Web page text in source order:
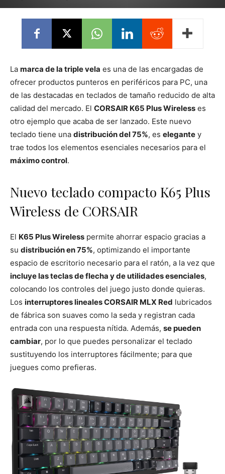
La marca de la triple vela es una de las encargadas de
ofrecer productos punteros en periféricos para PC, una
de las destacadas en teclados de tamaño reducido de alta
calidad del mercado. El CORSAIR K65 Plus Wireless es
otro ejemplo que acaba de ser lanzado. Este nuevo
teclado tiene una distribución del 75%, es elegante y
trae todos los elementos esenciales necesarios para el
máximo control.
Nuevo teclado compacto K65 Plus
Wireless de CORSAIR
El K65 Plus Wireless permite ahorrar espacio gracias a
su distribución en 75%, optimizando el importante
espacio de escritorio necesario para el ratón, a la vez que
incluye las teclas de flecha y de utilidades esenciales,
colocando los controles del juego justo donde quieras.
Los interruptores lineales CORSAIR MLX Red lubricados
de fábrica son suaves como la seda y registran cada
entrada con una respuesta nítida. Además, se pueden
cambiar, por lo que puedes personalizar el teclado
sustituyendo los interruptores fácilmente; para que
juegues como prefieras.